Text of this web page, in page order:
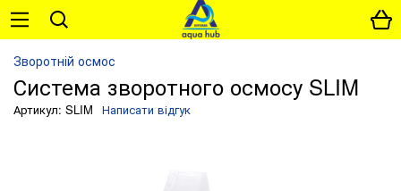
Зворотній осмос
Система зворотного осмосу SLIM
Артикул: SLIM Написати відгук